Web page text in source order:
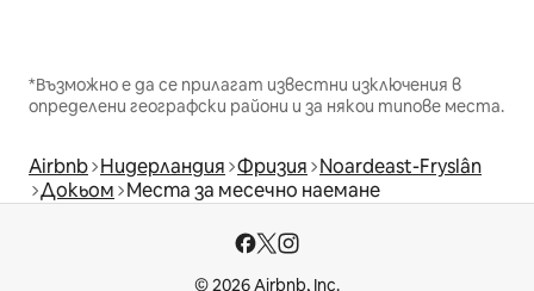
*Възможно е да се прилагат известни изключения в
определени географски райони и за някои типове места.
Airbnb Нидерландия Фризия Noardeast-Fryslân
Докьом Места за месечно наемане
© 2026 Airbnb, Inc.